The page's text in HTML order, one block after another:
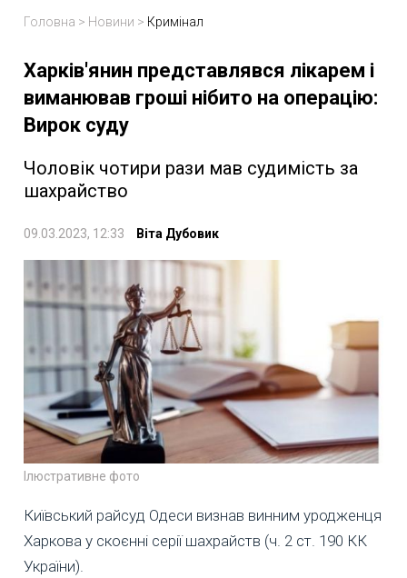
Головна > Новини > Кримінал
Харків'янин представлявся лікарем і
виманював гроші нібито на операцію:
Вирок суду
Чоловік чотири рази мав судимість за
шахрайство
09.03.2023, 12:33 Віта Дубовик
Ілюстративне фото
Київський райсуд Одеси визнав винним уродженця
Харкова у скоєнні серії шахрайств (ч. 2 ст. 190 КК
України).